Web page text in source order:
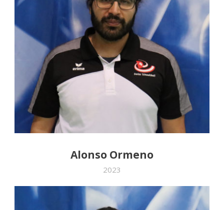
Alonso Ormeno
2023